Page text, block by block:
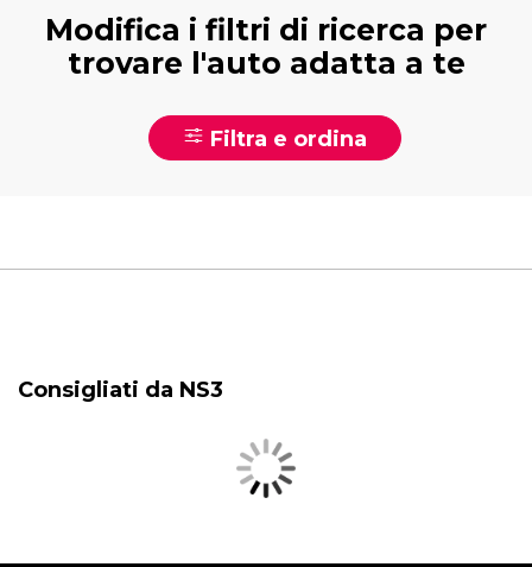
Modifica i filtri di ricerca per
trovare l'auto adatta a te
Filtra e ordina
Consigliati da NS3